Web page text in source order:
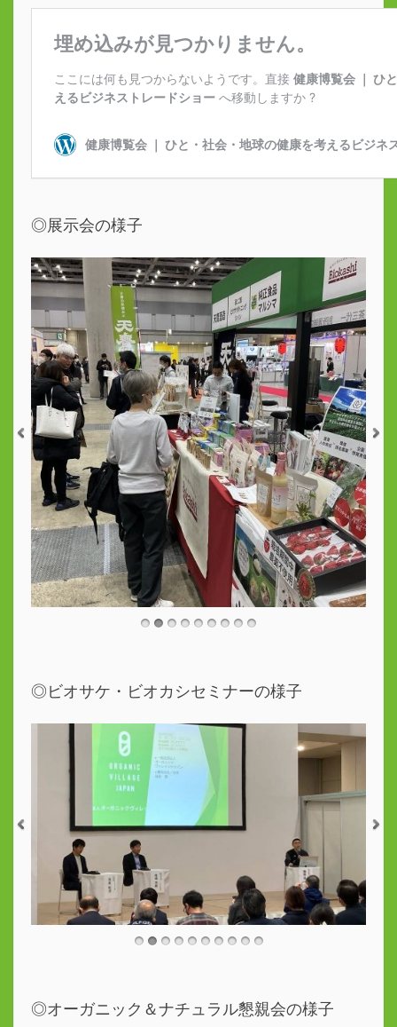
◎展示会の様子
◎ビオサケ・ビオカシセミナーの様子
◎オーガニック＆ナチュラル懇親会の様子